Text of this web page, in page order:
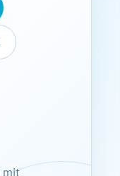
mit